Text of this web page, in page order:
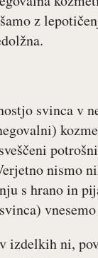
z
svinca v
nismo
s hrano in
izdelkih ni,